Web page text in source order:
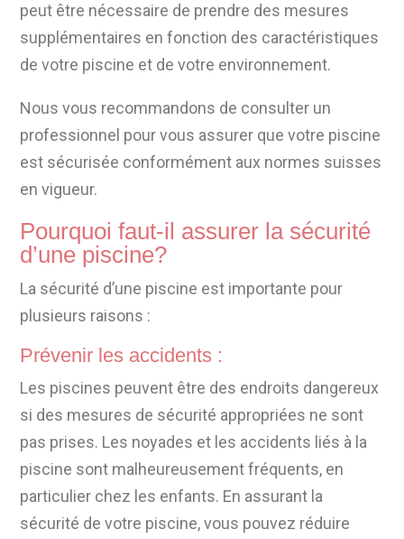
peut être nécessaire de prendre des mesures
supplémentaires en fonction des caractéristiques
de votre piscine et de votre environnement.
Nous vous recommandons de consulter un
professionnel pour vous assurer que votre piscine
est sécurisée conformément aux normes suisses
en vigueur.
Pourquoi faut-il assurer la sécurité
d’une piscine?
La sécurité d’une piscine est importante pour
plusieurs raisons :
Prévenir les accidents :
Les piscines peuvent être des endroits dangereux
si des mesures de sécurité appropriées ne sont
pas prises. Les noyades et les accidents liés à la
piscine sont malheureusement fréquents, en
particulier chez les enfants. En assurant la
sécurité de votre piscine, vous pouvez réduire